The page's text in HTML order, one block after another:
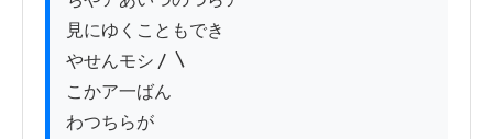
見にゆくこともでき
やせんモシ〳〵
こかア一ばん
わつちらが